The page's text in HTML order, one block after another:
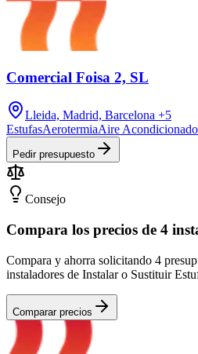
Comercial Foisa 2, SL
Lleida, Madrid, Barcelona +5
EstufasAerotermiaAire Acondicionado
Pedir presupuesto
Consejo
Compara los precios de 4
Compara y ahorra solicitando 4
instaladores de Instalar o Sustituir
Comparar precios